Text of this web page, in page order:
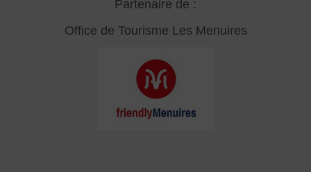
Partenaire de :
Office de Tourisme Les Menuires